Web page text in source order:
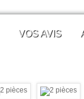
VOS AVIS